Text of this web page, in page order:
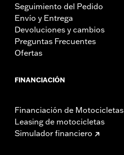
Seguimiento del Pedido
Envío y Entrega
Devoluciones y cambios
Preguntas Frecuentes
Ofertas
FINANCIACIÓN
Financiación de Motocicletas
Leasing de motocicletas
Simulador financiero